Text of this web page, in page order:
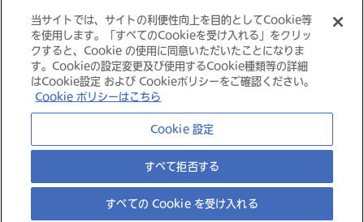
大塚グループ
Copyright©Otsuka Foods Co., Ltd.
当サイトでは、サイトの利便性向上を目的としてCookie等
を使用します。「すべてのCookieを受け入れる」をクリッ
クすると、Cookie の使用に同意いただいたことになりま
す。Cookieの設定変更及び使用するCookie種類等の詳細
はCookie設定 および Cookieポリシーをご確認ください。
Cookie ポリシーはこちら
Cookie 設定
すべて拒否する
すべての Cookie を受け入れる